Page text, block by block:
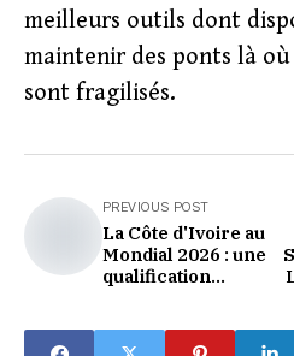
meilleurs outils dont
maintenir des ponts là
sont fragilisés.
PREVIOUS POST
La Côte d'Ivoire au
Mondial 2026 : une
qualification
une renaissance